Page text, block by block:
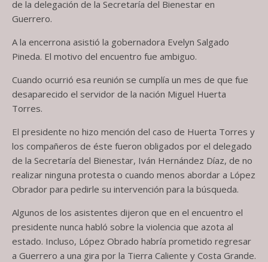
de la delegación de la Secretaría del Bienestar en
Guerrero.
A la encerrona asistió la gobernadora Evelyn Salgado
Pineda. El motivo del encuentro fue ambiguo.
Cuando ocurrió esa reunión se cumplía un mes de que fue
desaparecido el servidor de la nación Miguel Huerta
Torres.
El presidente no hizo mención del caso de Huerta Torres y
los compañeros de éste fueron obligados por el delegado
de la Secretaría del Bienestar, Iván Hernández Díaz, de no
realizar ninguna protesta o cuando menos abordar a López
Obrador para pedirle su intervención para la búsqueda.
Algunos de los asistentes dijeron que en el encuentro el
presidente nunca habló sobre la violencia que azota al
estado. Incluso, López Obrado habría prometido regresar
a Guerrero a una gira por la Tierra Caliente y Costa Grande.